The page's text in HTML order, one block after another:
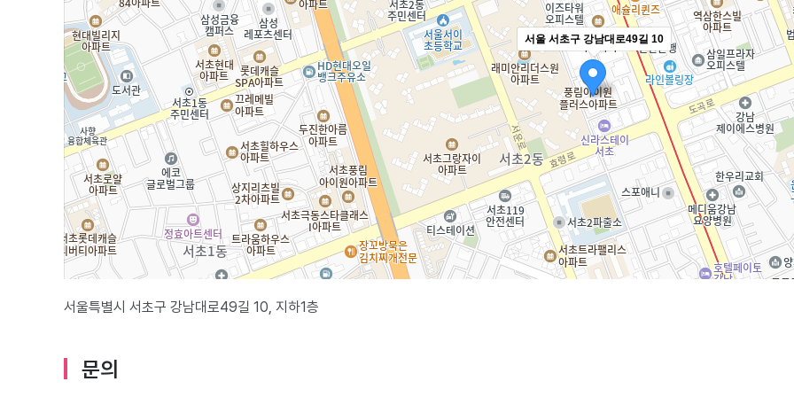
서울 서초구 강남대로49길 10
서울특별시 서초구 강남대로49길 10, 지하1층
문의